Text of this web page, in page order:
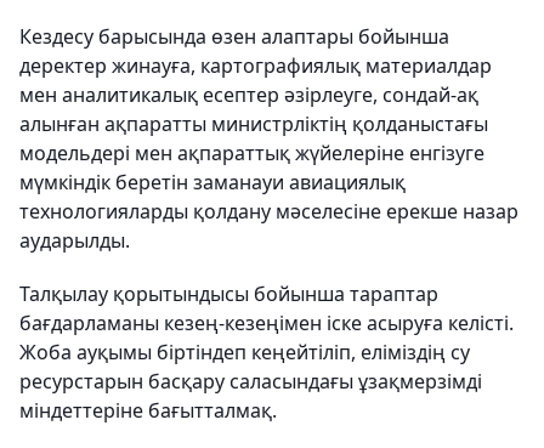
Кездесу барысында өзен алаптары бойынша
деректер жинауға, картографиялық материалдар
мен аналитикалық есептер әзірлеуге, сондай-ақ
алынған ақпаратты министрліктің қолданыстағы
модельдері мен ақпараттық жүйелеріне енгізуге
мүмкіндік беретін заманауи авиациялық
технологияларды қолдану мәселесіне ерекше назар
аударылды.
Талқылау қорытындысы бойынша тараптар
бағдарламаны кезең-кезеңімен іске асыруға келісті.
Жоба ауқымы біртіндеп кеңейтіліп, еліміздің су
ресурстарын басқару саласындағы ұзақмерзімді
міндеттеріне бағытталмақ.